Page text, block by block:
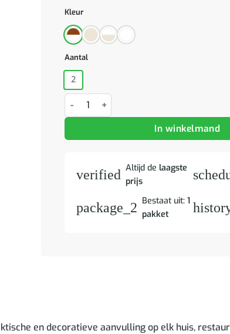
Kleur
Aantal
2
Barkrukken 2 st massief hout aantal
In winkelmand
verified Altijd de laagste
prijs
package_2 Bestaat uit: 1
pakket
en decoratieve aanvulling op elk huis,